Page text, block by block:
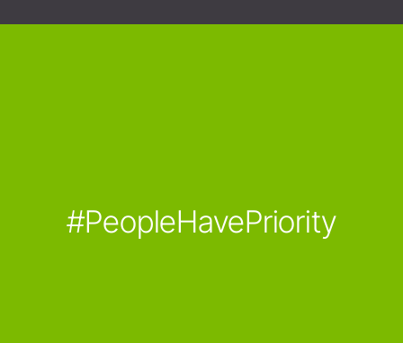
#PeopleHavePriority